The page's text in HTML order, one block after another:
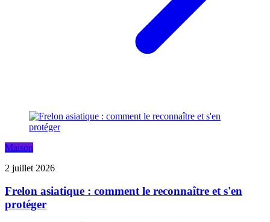
Maison
2 juillet 2026
Frelon asiatique : comment le reconnaître et s'en
protéger